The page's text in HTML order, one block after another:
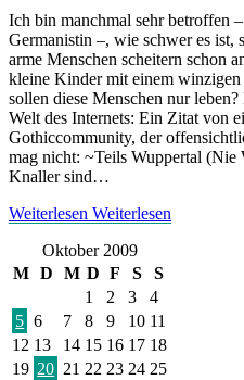
Ich bin manchmal sehr betroffen
Germanistin –, wie schwer es ist,
arme Menschen scheitern schon
kleine Kinder mit einem
sollen diese Menschen nur
Welt des Internets: Ein Zitat von
Gothiccommunity, der
mag nicht: ~Teils Wuppertal
Knaller sind…
Weiterlesen Weiterlesen
Oktober 2009
M
D M D F S
S
1
2 3
4
5 6 7 8 9 10 11
12 13 14 15 16 17 18
19 20 21 22 23 24 25